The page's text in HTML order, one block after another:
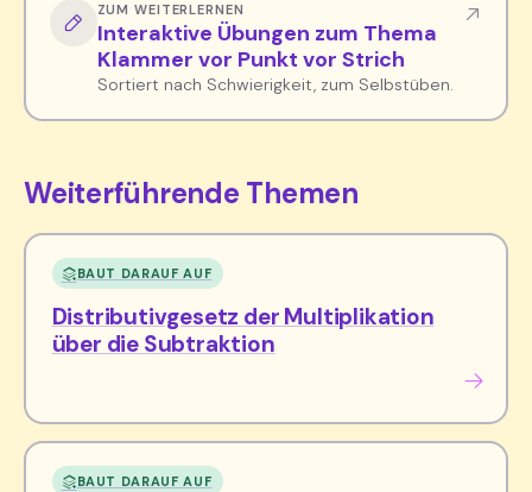
ZUM WEITERLERNEN
Interaktive Übungen zum Thema
Klammer vor Punkt vor Strich
Sortiert nach Schwierigkeit, zum Selbstüben.
Weiterführende Themen
BAUT DARAUF AUF
Distributivgesetz der Multiplikation
über die Subtraktion
BAUT DARAUF AUF